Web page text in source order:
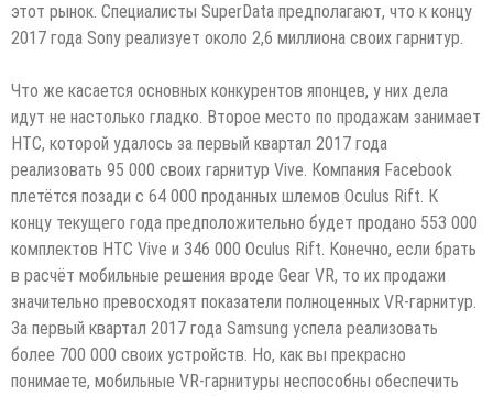
этот рынок. Специалисты SuperData предполагают, что к концу
2017 года Sony реализует около 2,6 миллиона своих гарнитур.
Что же касается основных конкурентов японцев, у них дела
идут не настолько гладко. Второе место по продажам занимает
HTC, которой удалось за первый квартал 2017 года
реализовать 95 000 своих гарнитур Vive. Компания Facebook
плетётся позади с 64 000 проданных шлемов Oculus Rift. К
концу текущего года предположительно будет продано 553 000
комплектов HTC Vive и 346 000 Oculus Rift. Конечно, если брать
в расчёт мобильные решения вроде Gear VR, то их продажи
значительно превосходят показатели полноценных VR-гарнитур.
За первый квартал 2017 года Samsung успела реализовать
более 700 000 своих устройств. Но, как вы прекрасно
понимаете, мобильные VR-гарнитуры неспособны обеспечить